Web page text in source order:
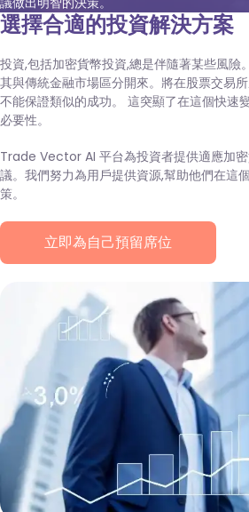
選擇合適的投資解決方案
投資,包括加密貨幣投資,總是伴隨著某些風險
其與傳統金融市場區分開來。將在股票交易
不能保證類似的成功。 這突顯了在這個快速
必要性。
Trade Vector AI 平台為投資者提供適應加
議。我們努力為用戶提供資源,幫助他們在這
策。
立即為自己預留席位